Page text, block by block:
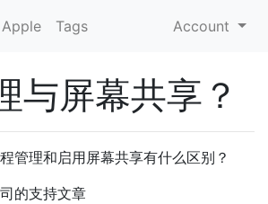
Apple Tags Account
与屏幕共享？
管理和启用屏幕共享有什么区别？
的支持文章